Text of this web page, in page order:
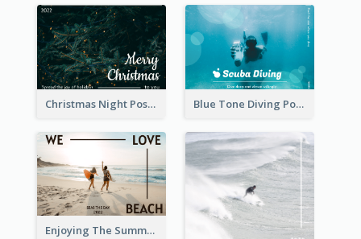
Christmas Night Post Card Blue Tone Diving Post Card
Enjoying The Summer Post Card